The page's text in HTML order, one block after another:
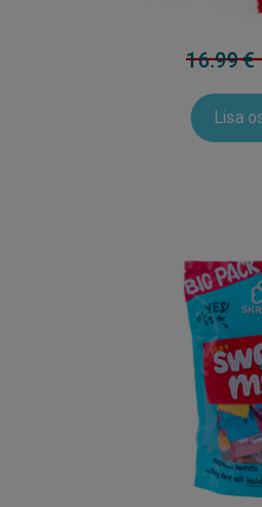
16.99 €
Lisa